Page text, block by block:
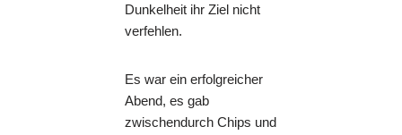
Dunkelheit ihr Ziel nicht
verfehlen.
Es war ein erfolgreicher
Abend, es gab
zwischendurch Chips und